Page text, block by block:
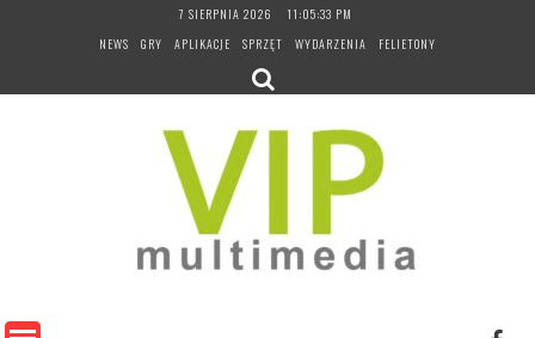
7 SIERPNIA 2026
11:05:34 PM
NEWS
GRY APLIKACJE SPRZĘT WYDARZENIA FELIETONY